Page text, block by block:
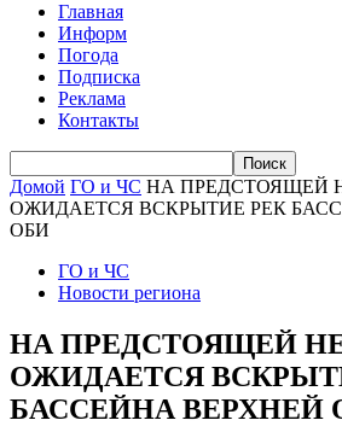
Главная
Информ
Погода
Подписка
Реклама
Контакты
Домой ГО и ЧС НА ПРЕДСТОЯЩЕЙ
ОЖИДАЕТСЯ ВСКРЫТИЕ РЕК
ОБИ
ГО и ЧС
Новости региона
НА ПРЕДСТОЯЩЕЙ
ОЖИДАЕТСЯ
БАССЕЙНА ВЕРХНЕЙ